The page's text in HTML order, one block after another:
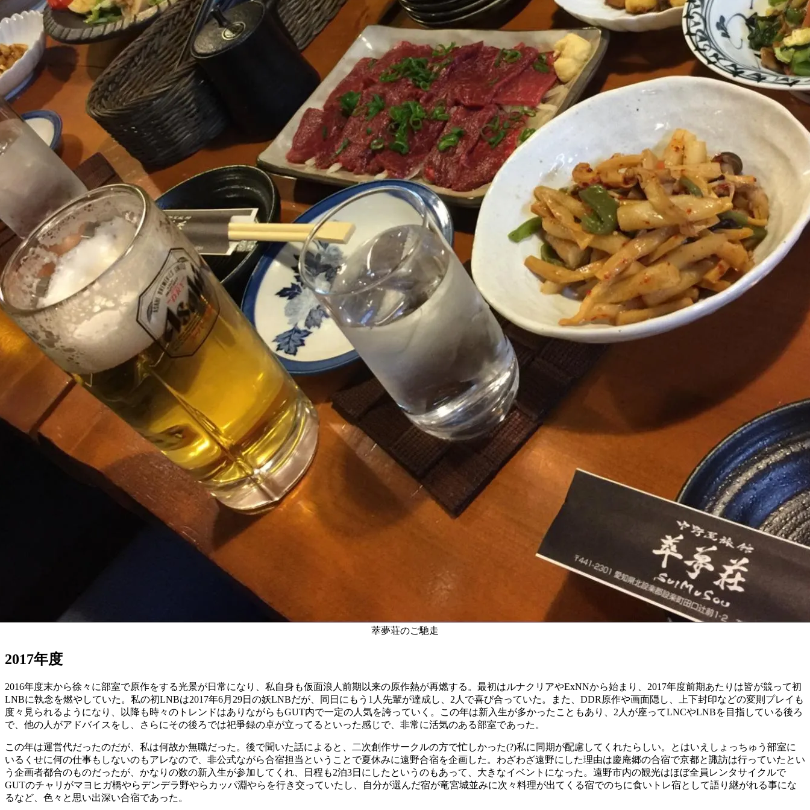
萃夢荘のご馳走
2017年度
2016年度末から徐々に部室で原作をする光景が日常になり、私自身も仮面浪人前期以来の原作熱が再燃する。最初はルナクリアやExNNから始まり、2017年度前期あたりは皆が競って初
LNBに執念を燃やしていた。私の初LNBは2017年6月29日の妖LNBだが、同日にもう1人先輩が達成し、2人で喜び合っていた。また、DDR原作や画面隠し、上下封印などの変則プレイも
度々見られるようになり、以降も時々のトレンドはありながらもGUT内で一定の人気を誇っていく。この年は新入生が多かったこともあり、2人が座ってLNCやLNBを目指している後ろ
で、他の人がアドバイスをし、さらにその後ろでは祀爭録の卓が立ってるといった感じで、非常に活気のある部室であった。
この年は運営代だったのだが、私は何故か無職だった。後で聞いた話によると、二次創作サークルの方で忙しかった(?)私に同期が配慮してくれたらしい。とはいえしょっちゅう部室に
いるくせに何の仕事もしないのもアレなので、非公式ながら合宿担当ということで夏休みに遠野合宿を企画した。わざわざ遠野にした理由は慶庵郷の合宿で京都と諏訪は行っていたとい
う企画者都合のものだったが、かなりの数の新入生が参加してくれ、日程も2泊3日にしたというのもあって、大きなイベントになった。遠野市内の観光はほぼ全員レンタサイクルで
GUTのチャリがマヨヒガ橋やらデンデラ野やらカッパ淵やらを行き交っていたし、自分が選んだ宿が竜宮城並みに次々料理が出てくる宿でのちに食いトレ宿として語り継がれる事にな
るなど、色々と思い出深い合宿であった。